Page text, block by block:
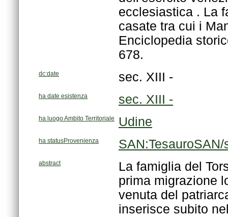
678.
dc:date sec. XIII -
ha date esistenza sec. XIII -
ha luogo Ambito Territoriale Udine
ha statusProvenienza
abstract